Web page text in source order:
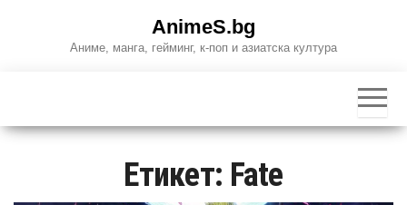
AnimeS.bg
Аниме, манга, гейминг, к-поп и азиатска култура
Етикет: Fate